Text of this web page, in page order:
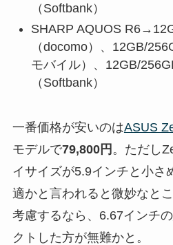
（Softbank）
SHARP AQUOS
（docomo）、12GB/
モバイル）、12GB/
（Softbank）
一番価格が安いのはASUS
モデルで79,800円 。ただし
イサイズが5.9インチと小さ
適かと言われると微妙なと
考慮するなら、6.67インチの
クトした方が無難かと。